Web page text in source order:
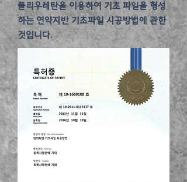
폴리우레탄을 이용하여 기초 파일을 형성
하는 연약지반 기초파일 시공방법에 관한
것입니다.